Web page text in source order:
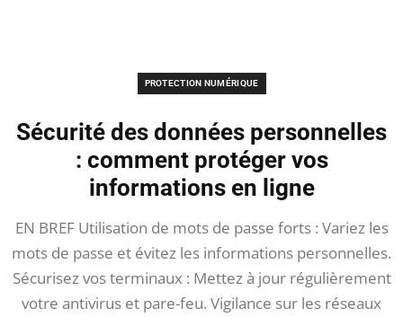
PROTECTION NUMÉRIQUE
Sécurité des données personnelles
: comment protéger vos
informations en ligne
EN BREF Utilisation de mots de passe forts : Variez les
mots de passe et évitez les informations personnelles.
Sécurisez vos terminaux : Mettez à jour régulièrement
votre antivirus et pare-feu. Vigilance sur les réseaux